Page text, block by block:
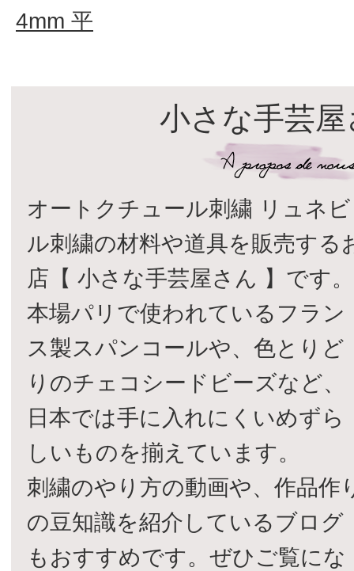
4mm 平
小さな手芸
オートクチュール刺繍 リュネビ
ル刺繍の材料や道具を販売する
店【 小さな手芸屋さん 】です。
本場パリで使われているフラン
ス製スパンコールや、色とりど
りのチェコシードビーズなど、
日本では手に入れにくいめずら
しいものを揃えています。
刺繍のやり方の動画や、作品作
の豆知識を紹介しているブログ
もおすすめです。ぜひご覧にな